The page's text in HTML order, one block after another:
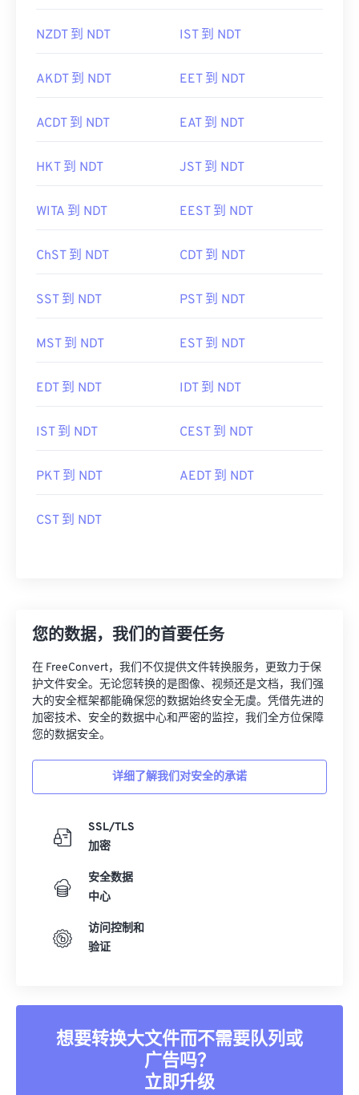
NZDT 到 NDT IST 到 NDT
AKDT 到 NDT EET 到 NDT
ACDT 到 NDT EAT 到 NDT
HKT 到 NDT JST 到 NDT
WITA 到 NDT EEST 到 NDT
ChST 到 NDT CDT 到 NDT
SST 到 NDT PST 到 NDT
MST 到 NDT EST 到 NDT
EDT 到 NDT IDT 到 NDT
IST 到 NDT CEST 到 NDT
PKT 到 NDT AEDT 到 NDT
CST 到 NDT
您的数据，我们的首要任务
在 FreeConvert，我们不仅提供文件转换服务，更致力于保
护文件安全。无论您转换的是图像、视频还是文档，我们强
大的安全框架都能确保您的数据始终安全无虞。凭借先进的
加密技术、安全的数据中心和严密的监控，我们全方位保障
您的数据安全。
详细了解我们对安全的承诺
SSL/TLS
加密
安全数据
中心
访问控制和
验证
想要转换大文件而不需要队列或
广告吗？
立即升级